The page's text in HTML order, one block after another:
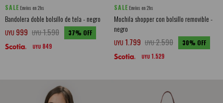
SALE Envíos en 2hs
Bandolera doble bolsillo de tela - negro
UYU 999 UYU1.590 37
UYU 849
SALE Envíos en 2hs
Mochila shopper con bolsillo removible -
negro
UYU 1.799 UYU2.590 30
UYU 1.529